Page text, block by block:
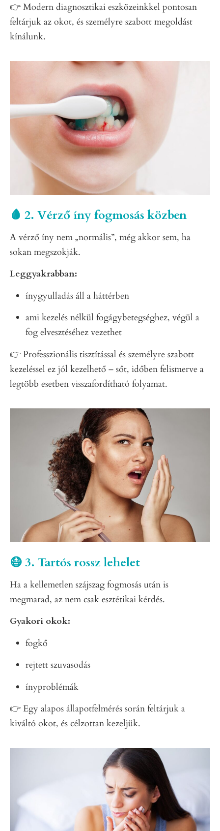
👉 Modern diagnosztikai eszközeinkkel pontosan
feltárjuk az okot, és személyre szabott megoldást
kínálunk.
🩸 2. Vérző íny fogmosás közben
A vérző íny nem „normális”, még akkor sem, ha
sokan megszokják.
Leggyakrabban:
ínygyulladás áll a háttérben
ami kezelés nélkül fogágybetegséghez, végül a
fog elvesztéséhez vezethet
👉 Professzionális tisztítással és személyre szabott
kezeléssel ez jól kezelhető – sőt, időben felismerve a
legtöbb esetben visszafordítható folyamat.
😷 3. Tartós rossz lehelet
Ha a kellemetlen szájszag fogmosás után is
megmarad, az nem csak esztétikai kérdés.
Gyakori okok:
fogkő
rejtett szuvasodás
ínyproblémák
👉 Egy alapos állapotfelmérés során feltárjuk a
kiváltó okot, és célzottan kezeljük.